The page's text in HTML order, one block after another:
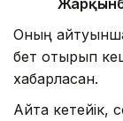
Оның
бет отырып
хабарласқан.
Айта кетейік,